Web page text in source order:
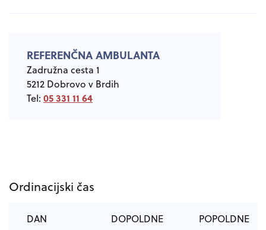
REFERENČNA AMBULANTA
Zadružna cesta 1
5212 Dobrovo v Brdih
Tel: 05 331 11 64
Ordinacijski čas
DAN DOPOLDNE POPOLDNE